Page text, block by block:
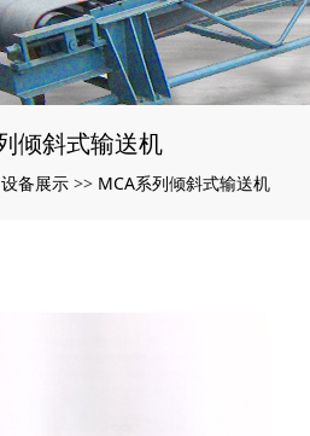
倾斜式输送机
设备展示 >> MCA系列倾斜式输送机